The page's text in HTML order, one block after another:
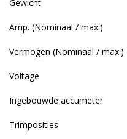
Gewicht
Amp. (Nominaal / max.)
Vermogen (Nominaal / max.)
Voltage
Ingebouwde accumeter
Trimposities